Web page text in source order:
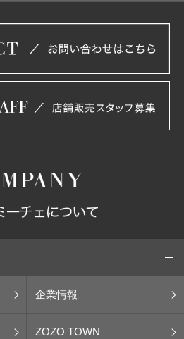
企業情報
ZOZO TOWN